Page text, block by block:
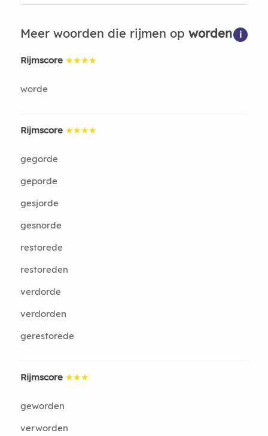
Meer woorden die rijmen op worden i
Rijmscore ★★★★
worde
Rijmscore ★★★★
gegorde
geporde
gesjorde
gesnorde
restorede
restoreden
verdorde
verdorden
gerestorede
Rijmscore ★★★
geworden
verworden